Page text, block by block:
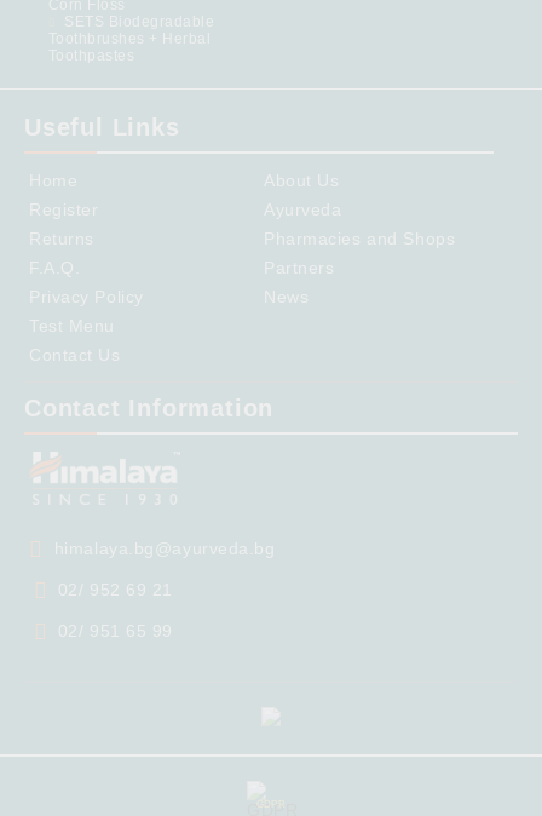
Corn Floss
SETS Biodegradable
Toothbrushes + Herbal
Toothpastes
Useful Links
Home
Register
Returns
F.A.Q.
Privacy Policy
About Us
Ayurveda
Pharmacies and Shops
Partners
News
Test Menu
Contact Us
Contact Information
himalaya.bg@ayurveda.bg
02/ 952 69 21
02/ 951 65 99